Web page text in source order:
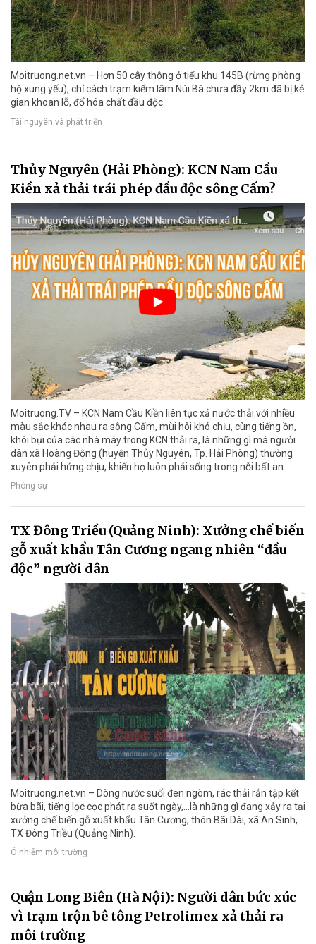
Moitruong.net.vn – Hơn 50 cây thông ở tiểu khu 145B (rừng phòng
hộ xung yếu), chỉ cách trạm kiểm lâm Núi Bà chưa đầy 2km đã bị kẻ
gian khoan lỗ, đổ hóa chất đầu độc.
Tài nguyên và phát triển
Thủy Nguyên (Hải Phòng): KCN Nam Cầu
Kiền xả thải trái phép đầu độc sông Cấm?
Moitruong.TV – KCN Nam Cầu Kiền liên tục xả nước thải với nhiều
màu sắc khác nhau ra sông Cấm, mùi hôi khó chịu, cùng tiếng ồn,
khói bụi của các nhà máy trong KCN thải ra, là những gì mà người
dân xã Hoàng Động (huyện Thủy Nguyên, Tp. Hải Phòng) thường
xuyên phải hứng chịu, khiến họ luôn phải sống trong nỗi bất an.
Phóng sự
TX Đông Triều (Quảng Ninh): Xưởng chế biến
gỗ xuất khẩu Tân Cương ngang nhiên “đầu
độc” người dân
Moitruong.net.vn – Dòng nước suối đen ngòm, rác thải rắn tập kết
bừa bãi, tiếng lọc cọc phát ra suốt ngày,…là những gì đang xảy ra tại
xưởng chế biến gỗ xuất khẩu Tân Cương, thôn Bãi Dài, xã An Sinh,
TX Đông Triều (Quảng Ninh).
Ô nhiễm môi trường
Quận Long Biên (Hà Nội): Người dân bức xúc
vì trạm trộn bê tông Petrolimex xả thải ra
môi trường